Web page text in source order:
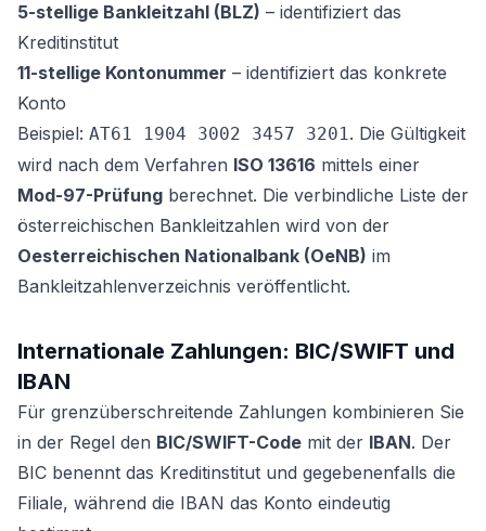
5-stellige Bankleitzahl (BLZ) – identifiziert das
Kreditinstitut
11-stellige Kontonummer – identifiziert das konkrete
Konto
Beispiel: AT61 1904 3002 3457 3201. Die Gültigkeit
wird nach dem Verfahren ISO 13616 mittels einer
Mod-97-Prüfung berechnet. Die verbindliche Liste der
österreichischen Bankleitzahlen wird von der
Oesterreichischen Nationalbank (OeNB) im
Bankleitzahlenverzeichnis veröffentlicht.
Internationale Zahlungen: BIC/SWIFT und
IBAN
Für grenzüberschreitende Zahlungen kombinieren Sie
in der Regel den BIC/SWIFT-Code mit der IBAN. Der
BIC benennt das Kreditinstitut und gegebenenfalls die
Filiale, während die IBAN das Konto eindeutig